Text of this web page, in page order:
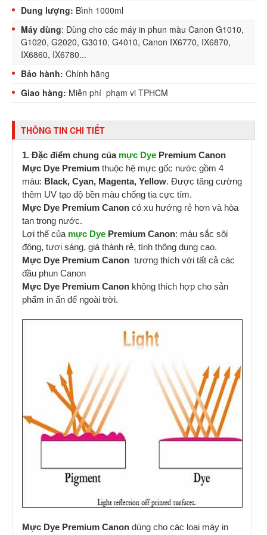
Dung lượng: Bình 1000ml
Máy dùng: Dùng cho các máy in phun màu Canon G1010,
G1020, G2020, G3010, G4010, Canon IX6770, IX6870,
IX6860, IX6780...
Bảo hành: Chính hãng
Giao hàng: Miễn phí phạm vi TPHCM
THÔNG TIN CHI TIẾT
1. Đặc điểm chung của mực Dye Premium Canon
Mực Dye Premium thuộc hệ mực gốc nước gồm 4
màu: Black, Cyan, Magenta, Yellow. Được tăng cường
thêm UV tạo độ bền màu chống tia cực tím.
Mực Dye Premium Canon có xu hướng rẻ hơn và hòa
tan trong nước.
Lợi thế của mực Dye Premium Canon: màu sắc sôi
động, tươi sáng, giá thành rẻ, tính thông dụng cao.
Mực Dye Premium Canon tương thích với tất cả các
đầu phun Canon
Mực Dye Premium Canon không thích hợp cho sản
phẩm in ấn để ngoài trời.
Mực Dye Premium Canon dùng cho các loại máy in